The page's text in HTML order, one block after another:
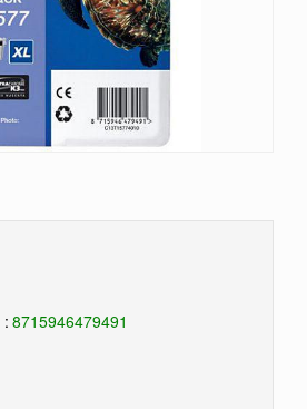
8715946479491